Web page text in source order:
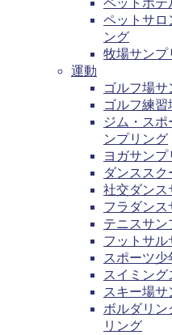
ペットホテ
ペットサロ
ング
牧場サンプ
運動
ゴルフ場
ゴルフ練
ジム・ス
ンプリング
ヨガサンプ
ダンスス
社交ダンス
フラダンス
テニスサン
フットサル
スポーツ
スイミン
スキー場
ボルダリ
リング